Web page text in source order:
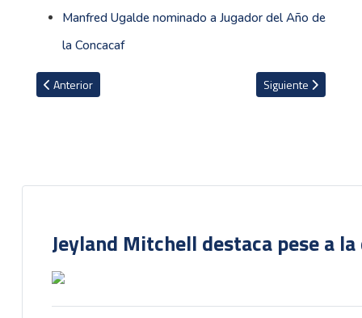
Manfred Ugalde nominado a Jugador del Año de
la Concacaf
Artículo anterior: Youstin Salas es presentado por su nuevo
Anterior Artículo siguiente:
Siguiente
Jeyland Mitchell destaca pese a